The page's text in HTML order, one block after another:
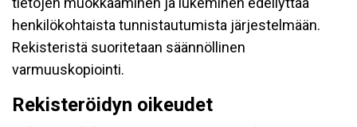
henkilökohtaista tunnistautumista järjestelmään.
Rekisteristä suoritetaan säännöllinen
varmuuskopiointi.
Rekisteröidyn oikeudet